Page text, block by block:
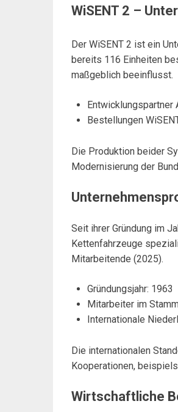
WiSENT 2 –
Der WiSENT 2 ist ein
bereits 116 Einheiten
maßgeblich beeinflusst.
Entwicklungspartner
Bestellungen
Die Produktion beider
Modernisierung der
Seit ihrer Gründung im
Kettenfahrzeuge
Mitarbeitende (2025).
Gründungsjahr: 1963
Mitarbeiter im
Internationale
Die internationalen
Kooperationen,
Wirtschaftliche